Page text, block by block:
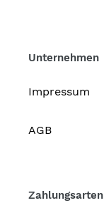
Unternehmen
Impressum
AGB
Zahlungsarten